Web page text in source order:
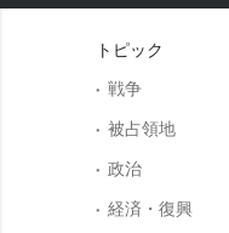
トピック
戦争
被占領地
政治
経済・復興